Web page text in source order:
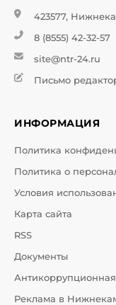
423577,
8 (8555) 42-32-57
site@ntr-24.ru
Письмо
ИНФОРМАЦИЯ
Политика
Политика о
Условия
Карта сайта
RSS
Документы
Реклама в